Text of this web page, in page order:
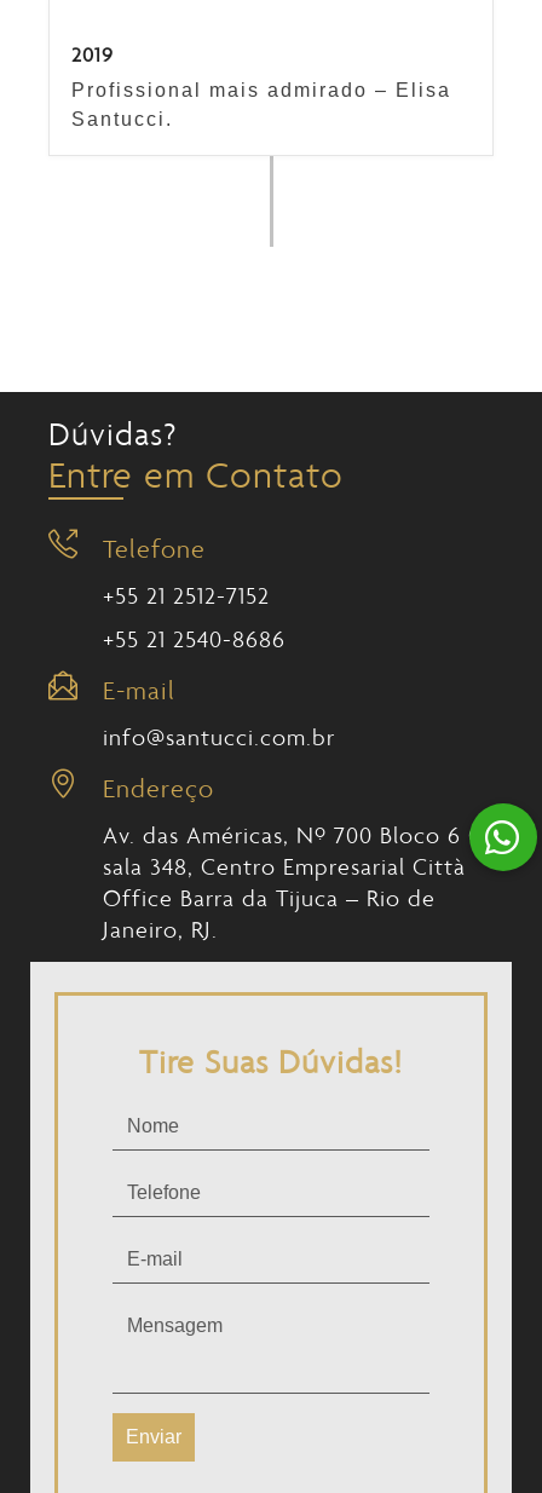
2019
Profissional mais admirado – Elisa
Santucci.
Dúvidas?
Entre em Contato
Telefone
+55 21 2512-7152
+55 21 2540-8686
E-mail
info@santucci.com.br
Endereço
Av. das Américas, Nº 700 Bloco 6 C,
sala 348, Centro Empresarial Città
Office Barra da Tijuca – Rio de
Janeiro, RJ.
Tire Suas Dúvidas!